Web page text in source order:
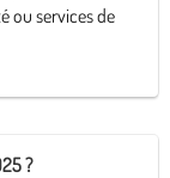
ou services de
?